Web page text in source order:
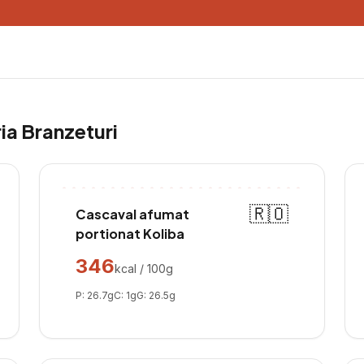
Branzeturi
Cascaval afumat
portionat Koliba
🇷🇴
346kcal / 100g
P: 26.7gC: 1gG: 26.5g